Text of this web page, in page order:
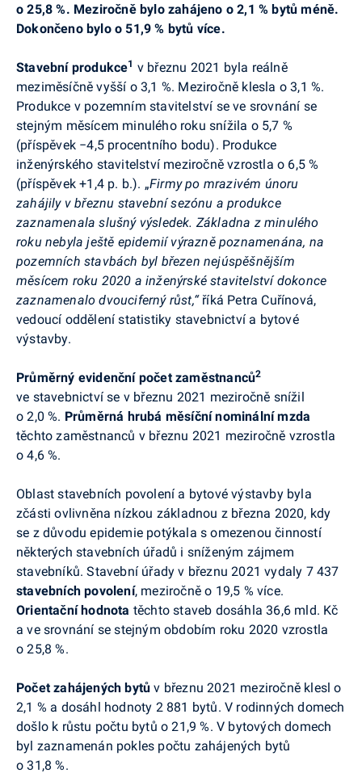
o 25,8 %. Meziročně bylo zahájeno o 2,1 % bytů méně.
Dokončeno bylo o 51,9 % bytů více.
Stavební produkce1 v březnu 2021 byla reálně
meziměsíčně vyšší o 3,1 %. Meziročně klesla o 3,1 %.
Produkce v pozemním stavitelství se ve srovnání se
stejným měsícem minulého roku snížila o 5,7 %
(příspěvek −4,5 procentního bodu). Produkce
inženýrského stavitelství meziročně vzrostla o 6,5 %
(příspěvek +1,4 p. b.). „Firmy po mrazivém únoru
zahájily v březnu stavební sezónu a produkce
zaznamenala slušný výsledek. Základna z minulého
roku nebyla ještě epidemií výrazně poznamenána, na
pozemních stavbách byl březen nejúspěšnějším
měsícem roku 2020 a inženýrské stavitelství dokonce
zaznamenalo dvouciferný růst,“ říká Petra Cuřínová,
vedoucí oddělení statistiky stavebnictví a bytové
výstavby.
Průměrný evidenční počet zaměstnanců2
ve stavebnictví se v březnu 2021 meziročně snížil
o 2,0 %. Průměrná hrubá měsíční nominální mzda
těchto zaměstnanců v březnu 2021 meziročně vzrostla
o 4,6 %.
Oblast stavebních povolení a bytové výstavby byla
zčásti ovlivněna nízkou základnou z března 2020, kdy
se z důvodu epidemie potýkala s omezenou činností
některých stavebních úřadů i sníženým zájmem
stavebníků.Stavební úřadyv březnu 2021 vydaly 7 437
stavebních povolení, meziročně o 19,5 % více.
Orientační hodnota těchto staveb dosáhla 36,6 mld. Kč
a ve srovnání se stejným obdobím roku 2020 vzrostla
o 25,8 %.
Počet zahájených bytů v březnu 2021 meziročně klesl o
2,1 % a dosáhl hodnoty 2 881 bytů. V rodinných domech
došlo k růstu počtu bytů o 21,9 %. V bytových domech
byl zaznamenán pokles počtu zahájených bytů
o 31,8 %.